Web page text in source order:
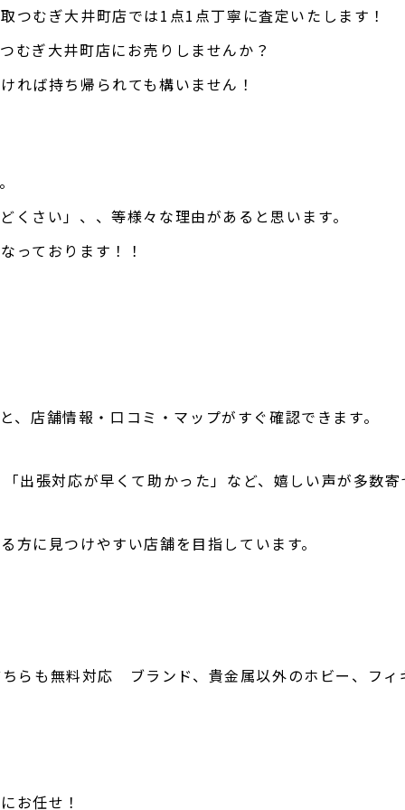
つむぎ大井町店では1点1点丁寧に査定いたします！
むぎ大井町店にお売りしませんか？
れば持ち帰られても構いません！
さい」、、等様々な理由があると思います。
っております！！
、店舗情報・口コミ・マップがすぐ確認できます。
出張対応が早くて助かった」など、嬉しい声が多数
に見つけやすい店舗を目指しています。
らも無料対応 ブランド、貴金属以外のホビー、フィ
お任せ！